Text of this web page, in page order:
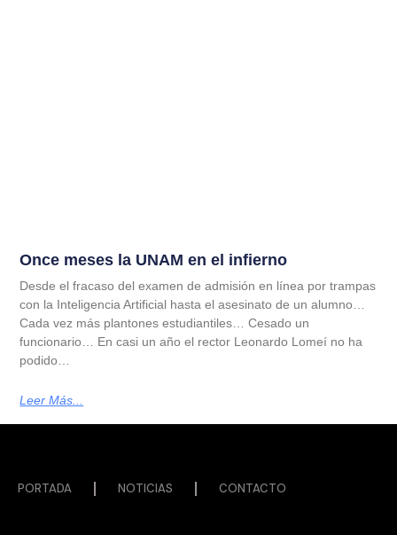
Once meses la UNAM en el infierno
Desde el fracaso del examen de admisión en línea por trampas
con la Inteligencia Artificial hasta el asesinato de un alumno…
Cada vez más plantones estudiantiles… Cesado un
funcionario… En casi un año el rector Leonardo Lomeí no ha
podido…
Leer Más...
PORTADA NOTICIAS CONTACTO